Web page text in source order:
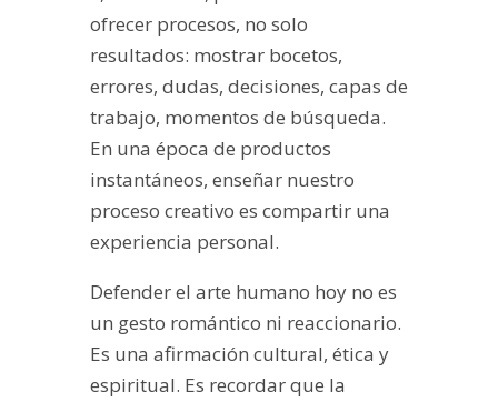
ofrecer procesos, no solo
resultados: mostrar bocetos,
errores, dudas, decisiones, capas de
trabajo, momentos de búsqueda.
En una época de productos
instantáneos, enseñar nuestro
proceso creativo es compartir una
experiencia personal.
Defender el arte humano hoy no es
un gesto romántico ni reaccionario.
Es una afirmación cultural, ética y
espiritual. Es recordar que la